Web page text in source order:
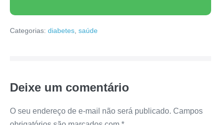
Categorias: diabetes saúde
Deixe um comentário
O seu endereço de e-mail não será publicado. Campos